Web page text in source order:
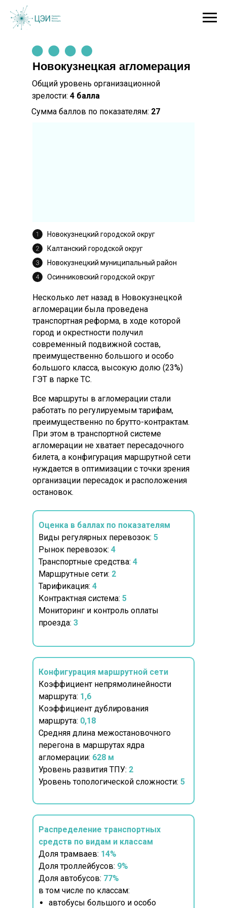
Новокузнецкая агломерация
Общий уровень организационной
зрелости: 4 балла
Сумма баллов по показателям: 27
Оценка в баллах по показателям
Виды регулярных перевозок: 5
Рынок перевозок: 4
Транспортные средства: 4
Маршрутные сети: 2
Тарификация: 4
Контрактная система: 5
Мониторинг и контроль оплаты
проезда: 3
Несколько лет назад в Новокузнецкой
агломерации была проведена
транспортная реформа, в ходе которой
город и окрестности получил
современный подвижной состав,
преимущественно большого и особо
большого класса, высокую долю (23%)
ГЭТ в парке ТС.
Конфигурация маршрутной сети
Коэффициент непрямолинейности
маршрута: 1,6
Коэффициент дублирования
маршрута: 0,18
Средняя длина межостановочного
перегона в маршрутах ядра
агломерации: 628 м
Уровень развития ТПУ: 2
Уровень топологической сложности: 5
Распределение транспортных
средств по видам и классам
Доля трамваев: 14%
Доля троллейбусов: 9%
Доля автобусов: 77%
в том числе по классам:
автобусы большого и особо
Все маршруты в агломерации стали
работать по регулируемым тарифам,
преимущественно по брутто-контрактам.
При этом в транспортной системе
агломерации не хватает пересадочного
билета, а конфигурация маршрутной сети
нуждается в оптимизации с точки зрения
организации пересадок и расположения
остановок.
Новокузнецкий городской округ
Новокузнецкий муниципальный район
Калтанский городской округ
Осинниковский городской округ